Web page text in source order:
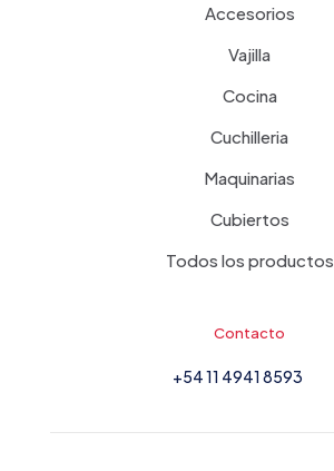
Accesorios
Vajilla
Cocina
Cuchilleria
Maquinarias
Cubiertos
Todos los productos
Contacto
+54 11 4941 8593